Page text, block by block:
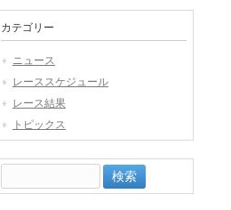
カテゴリー
ニュース
レーススケジュール
レース結果
トピックス
索: